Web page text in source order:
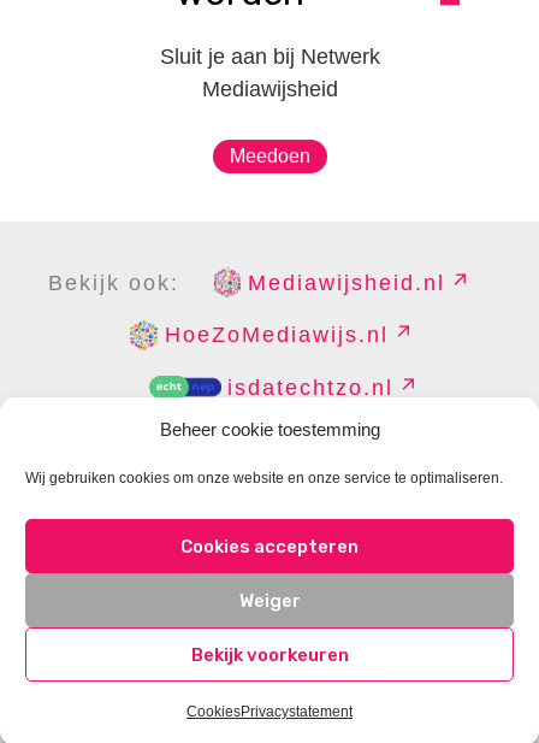
Beheer cookie toestemming
Wij gebruiken cookies om onze website en onze service te optimaliseren.
Cookies accepteren
Weiger
Bekijk voorkeuren
CookiesPrivacystatement
Sluit je aan bij Netwerk
Mediawijsheid
Meedoen
Bekijk ook: Mediawijsheid.nl
HoeZoMediawijs.nl
isdatechtzo.nl
DISCLAIMER PRIVACY
CONTACT
COOKIES BEHEREN